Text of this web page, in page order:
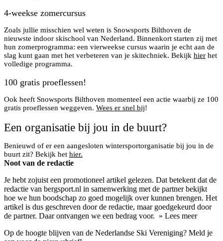
4-weekse zomercursus
Zoals jullie misschien wel weten is Snowsports Bilthoven de
nieuwste indoor skischool van Nederland. Binnenkort starten zij met
hun zomerprogramma: een vierweekse cursus waarin je echt aan de
slag kunt gaan met het verbeteren van je skitechniek. Bekijk hier het
volledige programma.
100 gratis proeflessen!
Ook heeft Snowsports Bilthoven momenteel een actie waarbij ze 100
gratis proeflessen weggeven. Wees er snel bij!
Een organisatie bij jou in de buurt?
Benieuwd of er een aangesloten wintersportorganisatie bij jou in de
buurt zit? Bekijk het hier.
Noot van de redactie
Je hebt zojuist een promotioneel artikel gelezen. Dat betekent dat de
redactie van bergsport.nl in samenwerking met de partner bekijkt
hoe we hun boodschap zo goed mogelijk over kunnen brengen. Het
artikel is dus geschreven door de redactie, maar goedgekeurd door
de partner. Daar ontvangen we een bedrag voor. » Lees meer
Op de hoogte blijven van de Nederlandse Ski Vereniging? Meld je